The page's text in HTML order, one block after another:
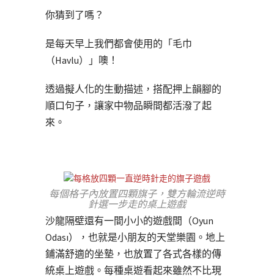
你猜到了嗎？
是每天早上我們都會使用的「毛巾
（Havlu）」噢！
透過擬人化的生動描述，搭配押上韻腳的
順口句子，讓家中物品瞬間都活潑了起
來。
每個格子內放置四顆旗子，雙方輪流逆時
針選一步走的桌上遊戲
沙龍隔壁還有一間小小的遊戲間（Oyun
Odası），也就是小朋友的天堂樂園。地上
鋪滿舒適的坐墊，也放置了各式各樣的傳
統桌上遊戲。每種桌遊看起來雖然不比現